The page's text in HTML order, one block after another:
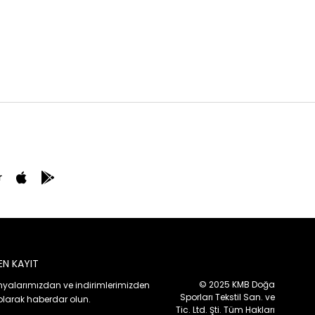
KAYIT
ve indirimlerimizden
haberdar olun.
© 2025 KMB Doğa
Sporları Tekstil San. ve
Tic. Ltd. Şti. Tüm Hakları